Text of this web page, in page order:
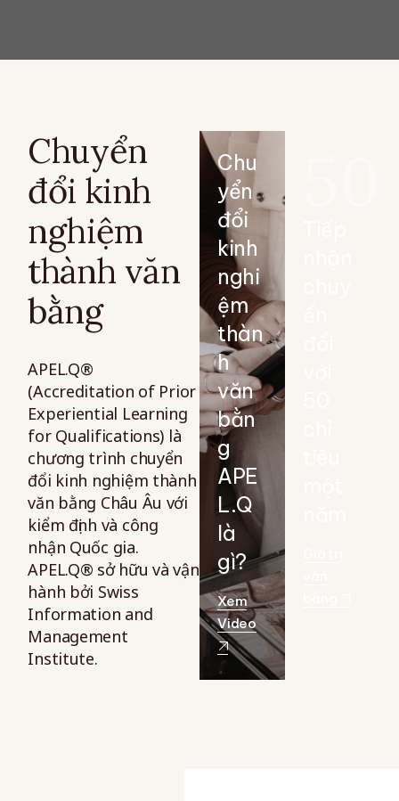
Chuyển
đổi kinh
nghiệm
thành văn
bằng
APEL.Q®
(Accreditation of Prior
Experiential Learning
for Qualifications) là
chương trình chuyển
đổi kinh nghiệm thành
văn bằng Châu Âu với
kiểm định và công
nhận Quốc gia.
APEL.Q® sở hữu và vận
hành bởi Swiss
Information and
Management
Institute.
Chu
yển
đổi
kinh
nghi
ệm
thàn
h
văn
bằn
g
APE
L.Q
là
gì?
Xem
Video